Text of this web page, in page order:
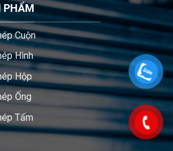
PHẨM
Cuộn
Hình
Hộp
Ống
Tấm